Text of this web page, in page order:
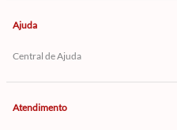
Ajuda
Central de Ajuda
Atendimento